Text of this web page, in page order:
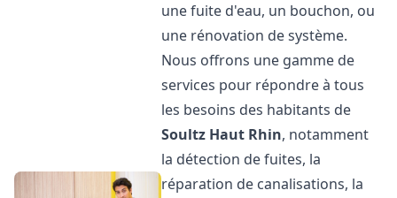
une fuite d'eau, un bouchon, ou
une rénovation de système.
Nous offrons une gamme de
services pour répondre à tous
les besoins des habitants de
Soultz Haut Rhin, notamment
la détection de fuites, la
réparation de canalisations, la